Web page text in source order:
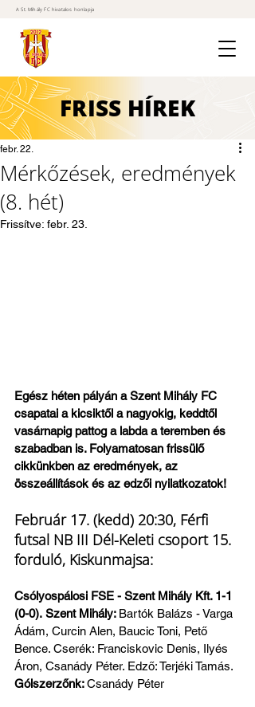
A St. Mihály FC hivatalos honlapja
FRISS HÍREK
Mérkőzések, eredmények
(8. hét)
febr. 22.
Frissítve: febr. 23.
Egész héten pályán a Szent Mihály FC
csapatai a kicsiktől a nagyokig, keddtől
vasárnapig pattog a labda a teremben és
szabadban is. Folyamatosan frissülő
cikkünkben az eredmények, az
összeállítások és az edzői nyilatkozatok!
Február 17. (kedd) 20:30, Férfi
futsal NB III Dél-Keleti csoport 15.
forduló, Kiskunmajsa:
Csólyospálosi FSE - Szent Mihály Kft. 1-1
(0-0). Szent Mihály: Bartók Balázs - Varga
Ádám, Curcin Alen, Baucic Toni, Pető
Bence. Cserék: Franciskovic Denis, Ilyés
Áron, Csanády Péter. Edző: Terjéki Tamás.
Gólszerzőnk: Csanády Péter